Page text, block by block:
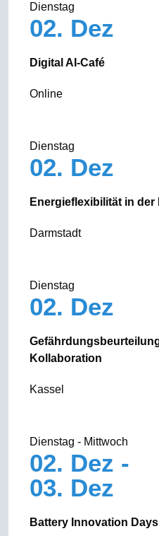
Dienstag
02. Dez
Digital AI-Café
Online
Dienstag
02. Dez
Energieflexibilität in
Darmstadt
Dienstag
02. Dez
Kollaboration
Kassel
Dienstag - Mittwoch
02. Dez -
03. Dez
Battery Innovation